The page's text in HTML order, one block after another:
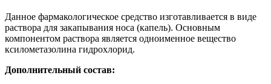
Данное фармакологическое средство изготавливается в виде
раствора для закапывания носа (капель). Основным
компонентом раствора является одноименное вещество
ксилометазолина гидрохлорид.
Дополнительный состав: